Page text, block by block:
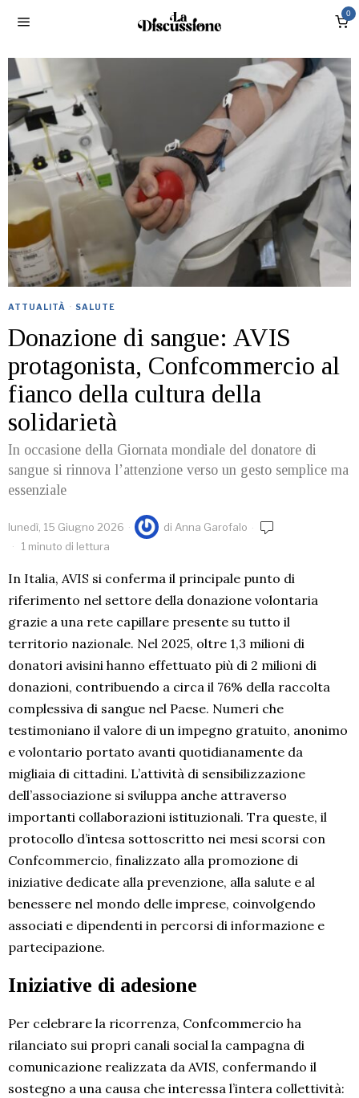
0
ATTUALITÀ · SALUTE
Donazione di sangue: AVIS
protagonista, Confcommercio al
fianco della cultura della
solidarietà
In occasione della Giornata mondiale del donatore di
sangue si rinnova l’attenzione verso un gesto semplice ma
essenziale
lunedì, 15 Giugno 2026 di Anna Garofalo
1 minuto di lettura
In Italia, AVIS si conferma il principale punto di
riferimento nel settore della donazione volontaria
grazie a una rete capillare presente su tutto il
territorio nazionale. Nel 2025, oltre 1,3 milioni di
donatori avisini hanno effettuato più di 2 milioni di
donazioni, contribuendo a circa il 76% della raccolta
complessiva di sangue nel Paese. Numeri che
testimoniano il valore di un impegno gratuito, anonimo
e volontario portato avanti quotidianamente da
migliaia di cittadini. L’attività di sensibilizzazione
dell’associazione si sviluppa anche attraverso
importanti collaborazioni istituzionali. Tra queste, il
protocollo d’intesa sottoscritto nei mesi scorsi con
Confcommercio, finalizzato alla promozione di
iniziative dedicate alla prevenzione, alla salute e al
benessere nel mondo delle imprese, coinvolgendo
associati e dipendenti in percorsi di informazione e
partecipazione.
Iniziative di adesione
Per celebrare la ricorrenza, Confcommercio ha
rilanciato sui propri canali social la campagna di
comunicazione realizzata da AVIS, confermando il
sostegno a una causa che interessa l’intera collettività: